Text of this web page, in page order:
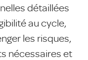
détaillées
au cycle,
les risques,
nécessaires et